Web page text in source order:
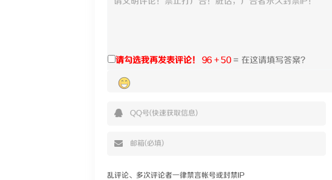
请勾选我再发表评论！ 96 + 50=
乱评论、多次评论者一律禁言帐号或封禁IP